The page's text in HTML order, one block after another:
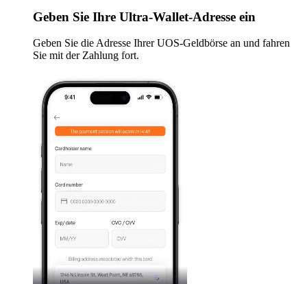
Geben Sie Ihre Ultra-Wallet-Adresse ein
Geben Sie die Adresse Ihrer UOS-Geldbörse an und fahren
Sie mit der Zahlung fort.